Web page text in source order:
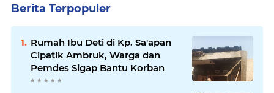
Berita Terpopuler
Rumah Ibu Deti di Kp. Sa'apan
Cipatik Ambruk, Warga dan
Pemdes Sigap Bantu Korban